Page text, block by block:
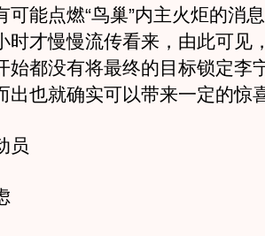
可能点燃“鸟巢”内主火炬的消
时才慢慢流传看来，由此可见
始都没有将最终的目标锁定李
出也就确实可以带来一定的惊